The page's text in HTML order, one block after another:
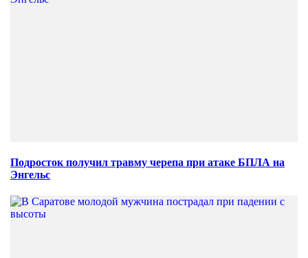
Подросток получил травму черепа при атаке БПЛА на
Энгельс